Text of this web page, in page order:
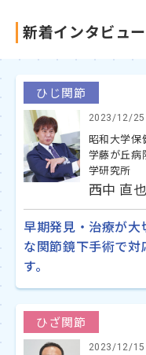
新着インタビュー
ひじ関節
2023/12/25
昭和大学保
学藤が丘病
学研究所
西中 直
早期発見・治療が
な関節鏡下手術で対
す。
ひざ関節
2023/12/15